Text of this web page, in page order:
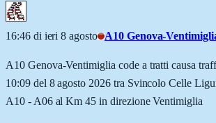
16:46 di ieri 8 agosto A10 Genova-
A10 Genova-Ventimiglia code a tratti causa
10:09 del 8 agosto 2026 tra Svincolo Celle
A10 - A06 al Km 45 in direzione Ventimiglia